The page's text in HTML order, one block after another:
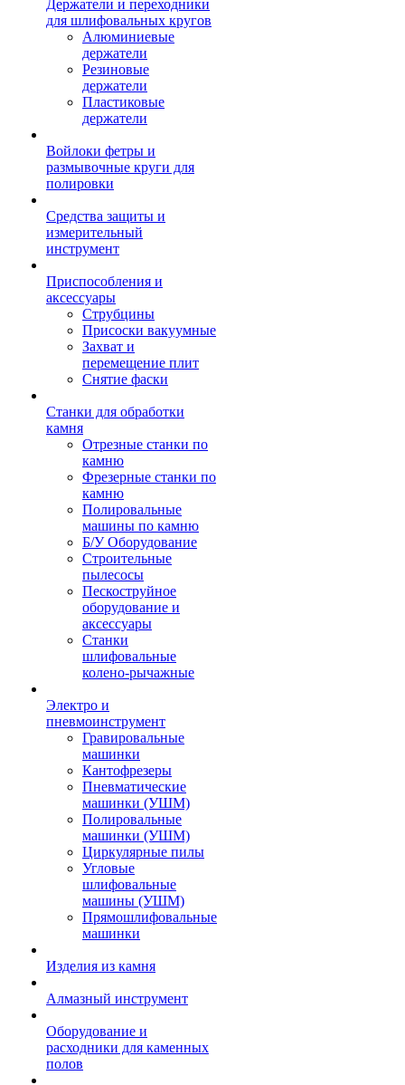
Держатели и переходники
для шлифовальных кругов
Алюминиевые
держатели
Резиновые
держатели
Пластиковые
держатели
Войлоки фетры и
размывочные круги для
полировки
Средства защиты и
измерительный
инструмент
Приспособления и
аксессуары
Струбцины
Присоски вакуумные
Захват и
перемещение плит
Снятие фаски
Станки для обработки
камня
Отрезные станки по
камню
Фрезерные станки по
камню
Полировальные
машины по камню
Б/У Оборудование
Строительные
пылесосы
Пескоструйное
оборудование и
аксессуары
Станки
шлифовальные
колено-рычажные
Электро и
пневмоинструмент
Гравировальные
машинки
Кантофрезеры
Пневматические
машинки (УШМ)
Полировальные
машинки (УШМ)
Циркулярные пилы
Угловые
шлифовальные
машины (УШМ)
Прямошлифовальные
машинки
Изделия из камня
Алмазный инструмент
Оборудование и
расходники для каменных
полов